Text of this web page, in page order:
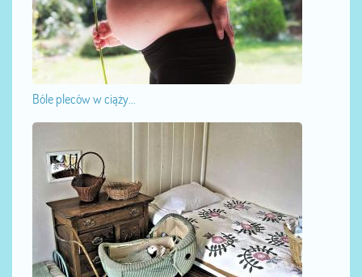
Bóle pleców w ciąży...